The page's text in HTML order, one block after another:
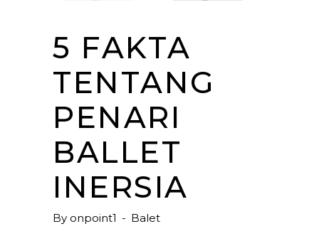
5 FAKTA
TENTANG
PENARI
BALLET
INERSIA
By onpoint1 Balet